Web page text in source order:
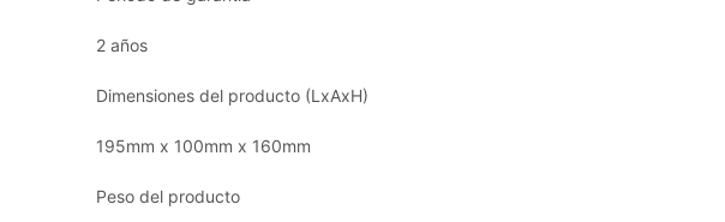
2 años
Dimensiones del producto (LxAxH)
195mm x 100mm x 160mm
Peso del producto